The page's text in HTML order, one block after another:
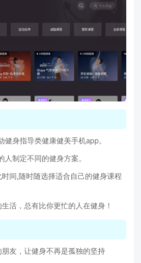
健身指导类健康健美手机app。
制定不同的健身方案。
间,随时随选择适合自己的健身课程
活，总有比你更忙的人在健身！
友，让健身不再是孤独的坚持